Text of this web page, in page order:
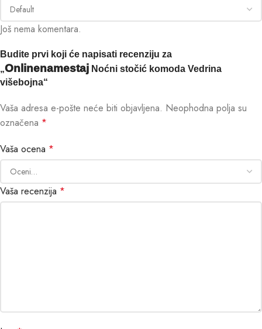
Još nema komentara.
Budite prvi koji će napisati recenziju za
„Onlinenamestaj Noćni stočić komoda Vedrina
višebojna“
Vaša adresa e-pošte neće biti objavljena. Neophodna polja su
označena *
Vaša ocena *
Vaša recenzija *